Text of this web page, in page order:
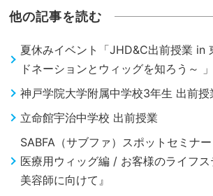
他の記事を読む
夏休みイベント「JHD&C出前授業 in
ドネーションとウィッグを知ろう～ 」
神戸学院大学附属中学校3年生 出前授
立命館宇治中学校 出前授業
SABFA（サブファ）スポットセミナ
医療用ウィッグ編 / お客様のライフス
美容師に向けて』